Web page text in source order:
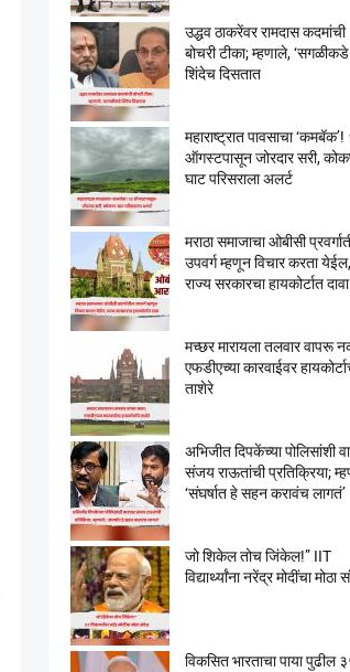
उद्धव ठाकरेंवर रामदास कदमांची
बोचरी टीका; म्हणाले, ‘सगळीकडे
शिंदेच दिसतात
महाराष्ट्रात पावसाचा
ऑगस्टपासून जोरदार सरी,
घाट परिसराला अलर्ट
मराठा समाजाचा ओबीसी
उपवर्ग म्हणून विचार करता येईल,
राज्य सरकारचा हायकोर्टात दावा
मच्छर मारायला तलवार वापरू
एफडीएच्या कारवाईवर
ताशेरे
अभिजीत दिपकेंच्या पोलिसांशी
संजय राऊतांची प्रतिक्रिया;
‘संघर्षात हे सहन करावंच लागतं’
जो शिकेल तोच जिंकेल!” IIT
विद्यार्थ्यांना नरेंद्र मोदींचा मोठा
विकसित भारताचा पाया पुढील